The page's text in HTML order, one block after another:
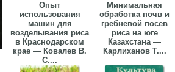
Опыт
использования
машин для
возделывания риса
в Краснодарском
крае — Ковалев В.
С....
Минимальная
обработка почв и
гребневой посев
риса на юге
Казахстана —
Карлиханов Т....